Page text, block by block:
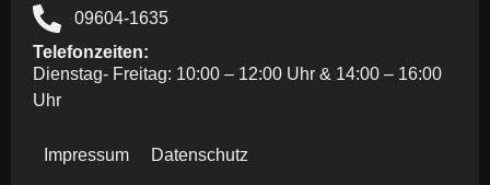
09604-1635
Telefonzeiten:
Dienstag- Freitag: 10:00 – 12:00 Uhr & 14:00 – 16:00
Uhr
Impressum Datenschutz